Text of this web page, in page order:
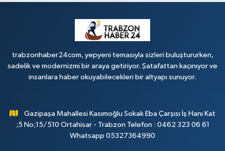
trabzonhaber24com, yepyeni temasıyla sizleri buluştururken,
sadelik ve modernizmi bir araya getiriyor. Şatafattan kaçınıyor ve
insanlara haber okuyabilecekleri bir altyapı sunuyor.
Gazipaşa Mahallesi Kasımoğlu Sokak Eba Çarşısı İş Hanı Kat
;5 No;15/510 Ortahisar - Trabzon Telefon : 0462 323 06 61
Whatsapp 05327364990